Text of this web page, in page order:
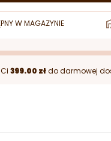
W MAGAZYNIE
399.00 złdo darmowej